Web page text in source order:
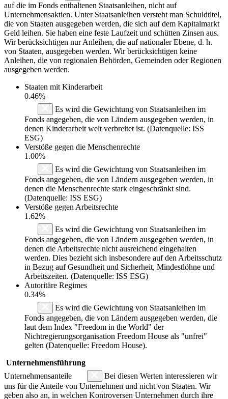
auf die im Fonds enthaltenen Staatsanleihen, nicht auf
Unternehmensaktien. Unter Staatsanleihen versteht man Schuldtitel,
die von Staaten ausgegeben werden, die sich auf dem Kapitalmarkt
Geld leihen. Sie haben eine feste Laufzeit und schütten Zinsen aus.
Wir berücksichtigen nur Anleihen, die auf nationaler Ebene, d. h.
von Staaten, ausgegeben werden. Wir berücksichtigen keine
Anleihen, die von regionalen Behörden, Gemeinden oder Regionen
ausgegeben werden.
Staaten mit Kinderarbeit
0.46%
Es wird die Gewichtung von Staatsanleihen im
Fonds angegeben, die von Ländern ausgegeben werden, in
denen Kinderarbeit weit verbreitet ist. (Datenquelle: ISS
ESG)
Verstöße gegen die Menschenrechte
1.00%
Es wird die Gewichtung von Staatsanleihen im
Fonds angegeben, die von Ländern ausgegeben werden, in
denen die Menschenrechte stark eingeschränkt sind.
(Datenquelle: ISS ESG)
Verstöße gegen Arbeitsrechte
1.62%
Es wird die Gewichtung von Staatsanleihen im
Fonds angegeben, die von Ländern ausgegeben werden, in
denen die Arbeitsrechte nicht ausreichend eingehalten
werden. Dies bezieht sich insbesondere auf den Arbeitsschutz
in Bezug auf Gesundheit und Sicherheit, Mindestlöhne und
Arbeitszeiten. (Datenquelle: ISS ESG)
Autoritäre Regimes
0.34%
Es wird die Gewichtung von Staatsanleihen im
Fonds angegeben, die von Ländern ausgegeben werden, die
laut dem Index "Freedom in the World" der
Nichtregierungsorganisation Freedom House als "unfrei"
gelten (Datenquelle: Freedom House).
Unternehmensführung
Unternehmensanteile
Bei diesen Werten interessieren wir
uns für die Anteile von Unternehmen und nicht von Staaten. Wir
geben also an, in welchen Kontroversen Unternehmen durch ihre